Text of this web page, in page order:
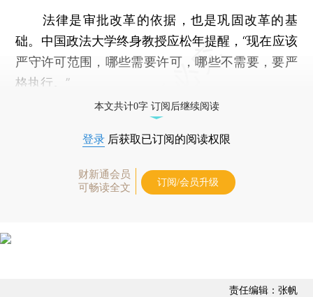
法律是审批改革的依据，也是巩固改革的基
础。中国政法大学终身教授应松年提醒，“现在应该
严守许可范围，哪些需要许可，哪些不需要，要严
格执行。”
本文共计0字 订阅后继续阅读
登录 后获取已订阅的阅读权限
财新通会员
可畅读全文
订阅/会员升级
责任编辑：张帆